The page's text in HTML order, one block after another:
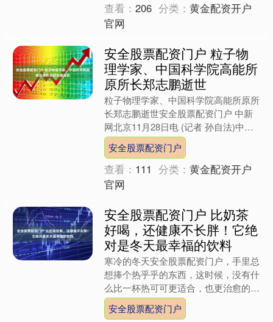
查看：206 分类：黄金配资开户
官网
安全股票配资门户 粒子物
理学家、中国科学院高能所
原所长郑志鹏逝世
粒子物理学家、中国科学院高能所原所
长郑志鹏逝世安全股票配资门户 中新
网北京11月28日电 (记者 孙自法)中国
科学院高能物理研究所(高能所)11月28
日发布讣告....
安全股票配资门户
查看： 111 分类：黄金配资开户
官网
安全股票配资门户 比奶茶
好喝，还健康不长胖！它绝
对是冬天最幸福的饮料
寒冷的冬天安全股票配资门户，手里总
想捧个热乎乎的东西，这时候，没有什
么比一杯热可可更适合，也更治愈的
了。 最近，各个奶茶品牌也掀起一
股“热可可”风，仿佛这浓郁的....
安全股票配资门户